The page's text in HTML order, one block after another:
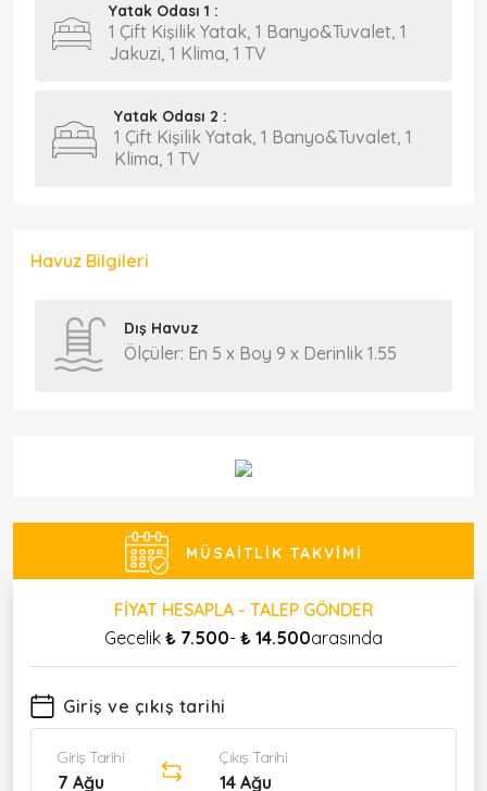
Yatak Odası 1 :
1 Çift Kişilik Yatak, 1 Banyo&Tuvalet, 1
Jakuzi, 1 Klima, 1 TV
Yatak Odası 2 :
1 Çift Kişilik Yatak, 1 Banyo&Tuvalet, 1
Klima, 1 TV
Havuz Bilgileri
Dış Havuz
Ölçüler: En 5 x Boy 9 x Derinlik 1.55
MÜSAITLIK TAKVIMI
FIYAT HESAPLA - TALEP GÖNDER
Gecelik ₺ 7.500- ₺ 14.500arasında
Giriş ve çıkış tarihi
Giriş Tarihi
7 Ağu
Çıkış Tarihi
14 Ağu